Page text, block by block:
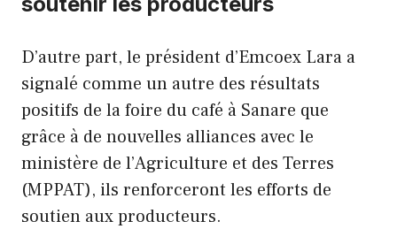
D’autre part, le président d’Emcoex Lara a
signalé comme un autre des résultats
positifs de la foire du café à Sanare que
grâce à de nouvelles alliances avec le
ministère de l’Agriculture et des Terres
(MPPAT), ils renforceront les efforts de
soutien aux producteurs.